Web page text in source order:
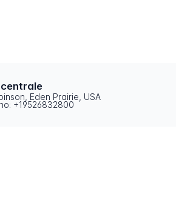
Eden Prairie, USA
+19526832800